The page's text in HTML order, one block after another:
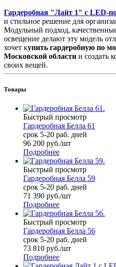
Гардеробная "Лайт 1" с LED-
и стильное решение для
Модульный подход,
освещение делают эту модель
хочет купить гардеробную по
Московской области и создать
своих вещей.
Товары
Быстрый просмотр
Гардеробная Белла 61
срок 5-20 раб. дней
96 200 руб./шт
Подробнее
Быстрый просмотр
Гардеробная Белла 59
срок 5-20 раб. дней
71 390 руб./шт
Подробнее
Быстрый просмотр
Гардеробная Белла 56
срок 5-20 раб. дней
73 810 руб./шт
Подробнее